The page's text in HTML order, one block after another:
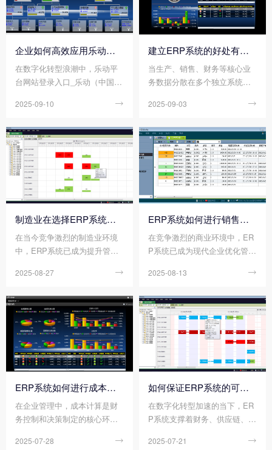
智能决策，ERP系统正帮助传
统企业实现从“粗放管理”到“精
益运营”的跨越式升级。那么您
知道传统企业如何利用ERP系
同，ERP正帮助企业解决那些
传统管理模式下“想改却改不
动”的深层问题。
企业如何高效应用乐动平台网站登录入口_乐动（中国） ?
在数字化转型浪潮中，乐动平
台网站登录入口_乐动（中国）
程、提升竞争力的核心工具。
乐动平台网站登录入口_乐动
（中国） 后，却因实施不当、
使用低效等问题陷入“上不去、
下不来”的困境。那么您知道企
业如何高效应用乐动平台网站
登录入口_乐动（中国） 吗?
2025-09-10 
建立ERP系统的好处有哪些?
当生产、销售、财务等核心业
务数据分散在多个独立系统
频繁受阻，当管理层依赖“经验
——这些场景正成为制约企业
发展的隐形枷锁。而通过建立E
RP系统，能为企业打破数据壁
垒、重构运营逻辑提供了关键
工具。
2025-09-03 
制造业在选择ERP系统时应考虑哪些条件?
在当今竞争激烈的制造业环境
中，ERP系统已成为提升管理
场响应能力的关键工具。但面
品，制造企业选择不当不仅会
造成资金浪费，更可能阻碍企
业发展。
2025-08-27 
ERP系统如何进行销售管理?
在竞争激烈的商业环境中，ER
P系统已成为现代企业优化管理
具。特别是在销售领域，ERP
更好地理解市场需求，还能显
著提升客户满意度，实现销售
业绩的持续增长。
2025-08-13 
ERP系统如何进行成本计算?
在企业管理中，成本计算是财
务控制和决策制定的核心环
程和数据，为企业提供精准、
2025-07-28 
如何保证ERP系统的可靠性和延展性?
在数字化转型加速的当下，ER
P系统支撑着财务、供应链、生
程。然而，随着业务规模扩
2025-07-21 